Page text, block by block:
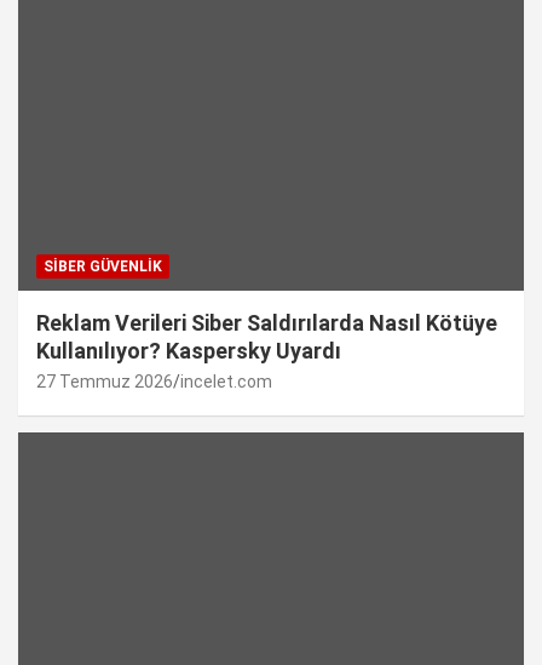
SIBER GÜVENLIK
Reklam Verileri Siber Saldırılarda Nasıl Kötüye
Kullanılıyor? Kaspersky Uyardı
27 Temmuz 2026 incelet.com